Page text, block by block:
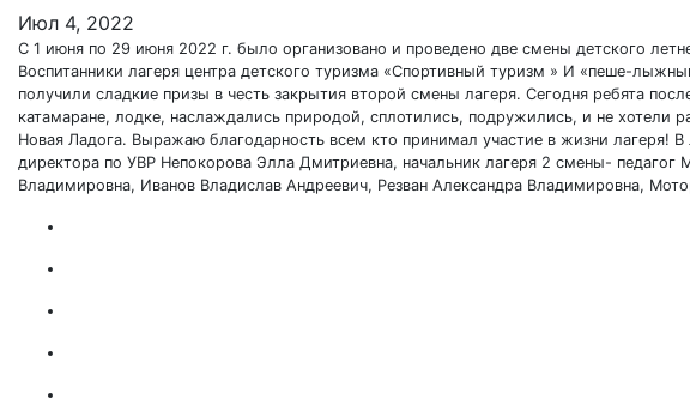
Июл 4, 2022
С 1 июня по 29 июня 2022 г. было организовано и проведено две смены детского
Воспитанники лагеря центра детского туризма «Спортивный туризм » И «пеше-
получили сладкие призы в честь закрытия второй смены лагеря. Сегодня ребята
катамаране, лодке, наслаждались природой, сплотились, подружились, и не хотели
Новая Ладога. Выражаю благодарность всем кто принимал участие в жизни лагеря! В
директора по УВР Непокорова Элла Дмитриевна, начальник лагеря 2 смены- педагог
Владимировна, Иванов Владислав Андреевич, Резван Александра Владимировна,